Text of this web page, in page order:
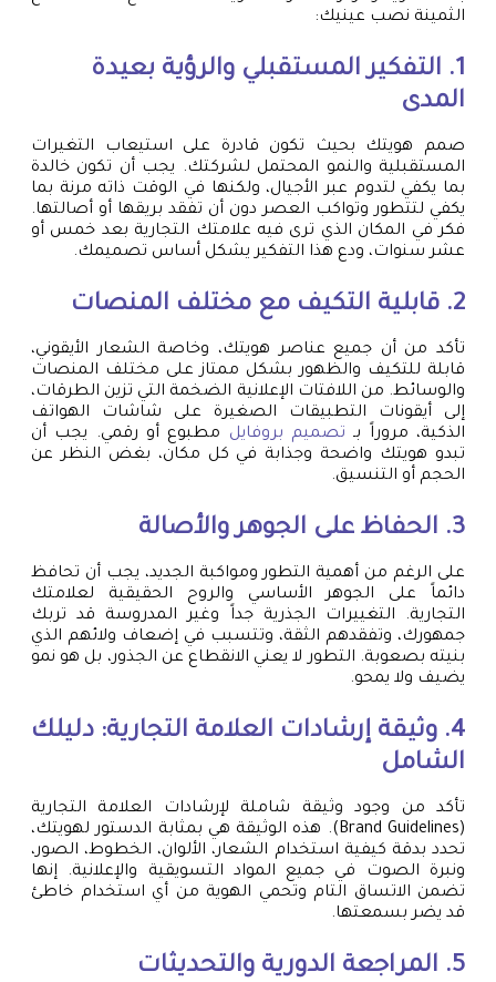
الثمينة نصب عينيك:
1. التفكير المستقبلي والرؤية بعيدة
المدى
صمم هويتك بحيث تكون قادرة على استيعاب التغيرات
المستقبلية والنمو المحتمل لشركتك. يجب أن تكون خالدة
بما يكفي لتدوم عبر الأجيال، ولكنها في الوقت ذاته مرنة بما
يكفي لتتطور وتواكب العصر دون أن تفقد بريقها أو أصالتها.
فكر في المكان الذي ترى فيه علامتك التجارية بعد خمس أو
عشر سنوات، ودع هذا التفكير يشكل أساس تصميمك.
2. قابلية التكيف مع مختلف المنصات
تأكد من أن جميع عناصر هويتك، وخاصة الشعار الأيقوني،
قابلة للتكيف والظهور بشكل ممتاز على مختلف المنصات
والوسائط. من اللافتات الإعلانية الضخمة التي تزين الطرقات،
إلى أيقونات التطبيقات الصغيرة على شاشات الهواتف
الذكية، مروراً بـ تصميم بروفايل مطبوع أو رقمي. يجب أن
تبدو هويتك واضحة وجذابة في كل مكان، بغض النظر عن
الحجم أو التنسيق.
3. الحفاظ على الجوهر والأصالة
على الرغم من أهمية التطور ومواكبة الجديد، يجب أن تحافظ
دائماً على الجوهر الأساسي والروح الحقيقية لعلامتك
التجارية. التغييرات الجذرية جداً وغير المدروسة قد تربك
جمهورك، وتفقدهم الثقة، وتتسبب في إضعاف ولائهم الذي
بنيته بصعوبة. التطور لا يعني الانقطاع عن الجذور، بل هو نمو
يضيف ولا يمحو.
4. وثيقة إرشادات العلامة التجارية: دليلك
الشامل
تأكد من وجود وثيقة شاملة لإرشادات العلامة التجارية
(Brand Guidelines). هذه الوثيقة هي بمثابة الدستور لهويتك،
تحدد بدقة كيفية استخدام الشعار، الألوان، الخطوط، الصور،
ونبرة الصوت في جميع المواد التسويقية والإعلانية. إنها
تضمن الاتساق التام وتحمي الهوية من أي استخدام خاطئ
قد يضر بسمعتها.
5. المراجعة الدورية والتحديثات